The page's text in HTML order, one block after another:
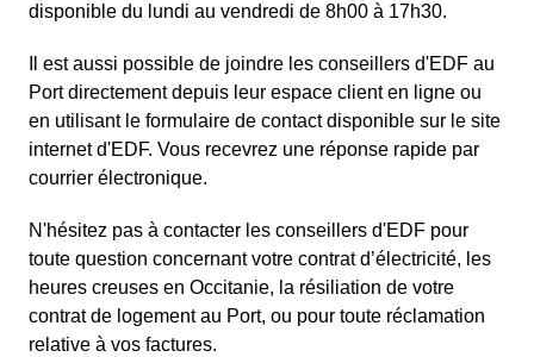
disponible du lundi au vendredi de 8h00 à 17h30.
Il est aussi possible de joindre les conseillers d'EDF au
Port directement depuis leur espace client en ligne ou
en utilisant le formulaire de contact disponible sur le site
internet d'EDF. Vous recevrez une réponse rapide par
courrier électronique.
N'hésitez pas à contacter les conseillers d'EDF pour
toute question concernant votre contrat d’électricité, les
heures creuses en Occitanie, la résiliation de votre
contrat de logement au Port, ou pour toute réclamation
relative à vos factures.